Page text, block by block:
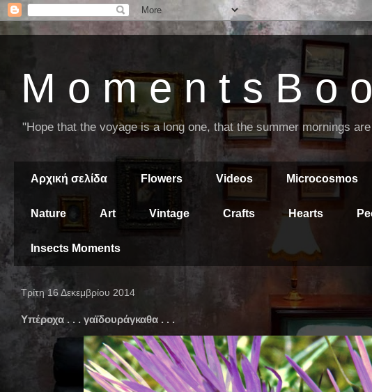
M o m e n t s B o
"Hope that the voyage is a long one, that the summer mornings
Αρχική σελίδα Flowers Videos Microcosmos
Nature Art Vintage Crafts Hearts
Insects Moments
Τρίτη 16 Δεκεμβρίου 2014
Υπέροχα . . . γαϊδουράγκαθα . . .